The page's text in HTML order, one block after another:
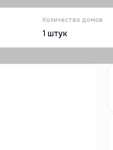
Количество домов
1 штук